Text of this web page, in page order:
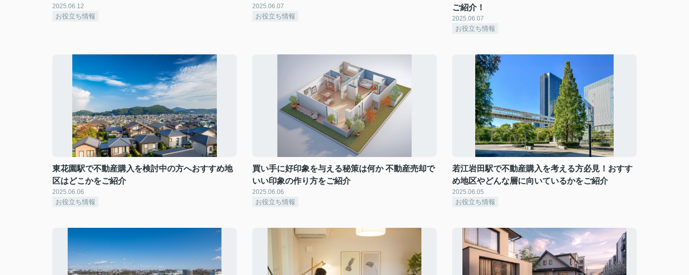
2025.06.12
お役立ち情報
2025.06.07
お役立ち情報
ご紹介！
2025.06.07
お役立ち情報
東花園駅で不動産購入を検討中の方へおすすめ地
区はどこかをご紹介
2025.06.06
お役立ち情報
買い手に好印象を与える秘策は何か 不動産売却で
いい印象の作り方をご紹介
2025.06.06
お役立ち情報
若江岩田駅で不動産購入を考える方必見！おすす
め地区やどんな層に向いているかをご紹介
2025.06.05
お役立ち情報